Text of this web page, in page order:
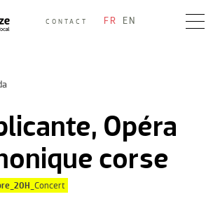
CONTACT FR EN
Opéra
corse
Concert